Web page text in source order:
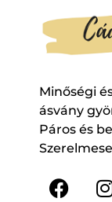
Minőségi
ásvány
Páros és